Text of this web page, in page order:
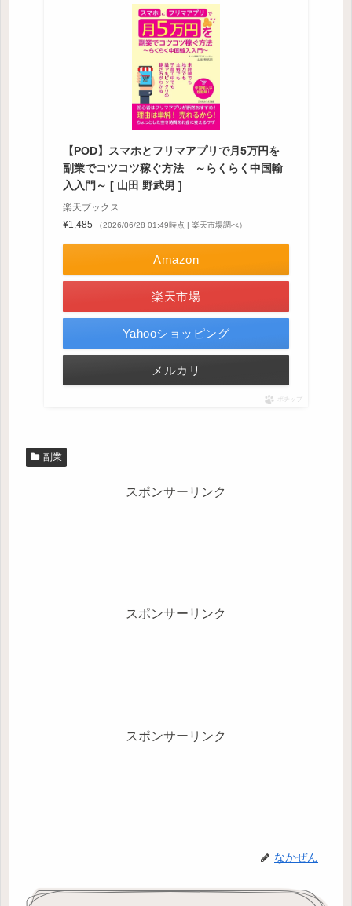
【POD】スマホとフリマアプリで月5万円を
副業でコツコツ稼ぐ方法 ～らくらく中国輸
入入門～ [ 山田 野武男 ]
楽天ブックス
¥1,485
（2026/06/28 01:49時点 | 楽天市場調べ）
Amazon
楽天市場
Yahooショッピング
メルカリ
ポチップ
副業
スポンサーリンク
スポンサーリンク
スポンサーリンク
なかぜん